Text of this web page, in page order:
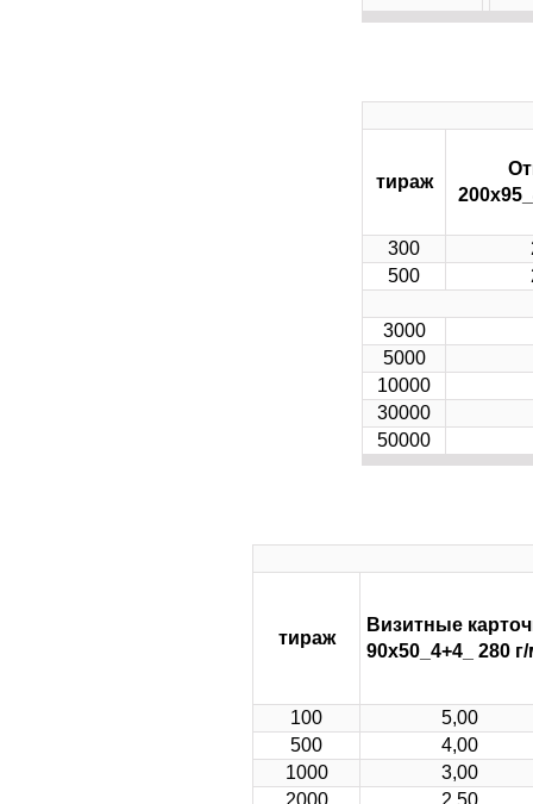
тираж
300
500
3000
5000
10000
30000
50000
тираж
Визитные
90х50_4+4_ 280
100
5,00
500
4,00
1000
3,00
2000
2,50